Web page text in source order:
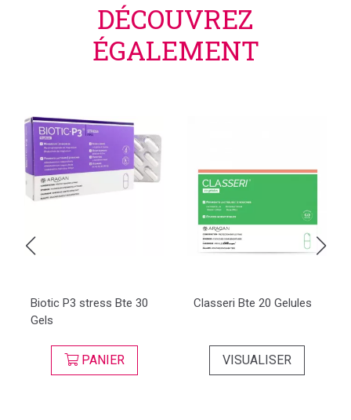
DÉCOUVREZ
ÉGALEMENT
Biotic P3 stress Bte 30
Gels
PANIER
Classeri Bte 20 Gelules
VISUALISER